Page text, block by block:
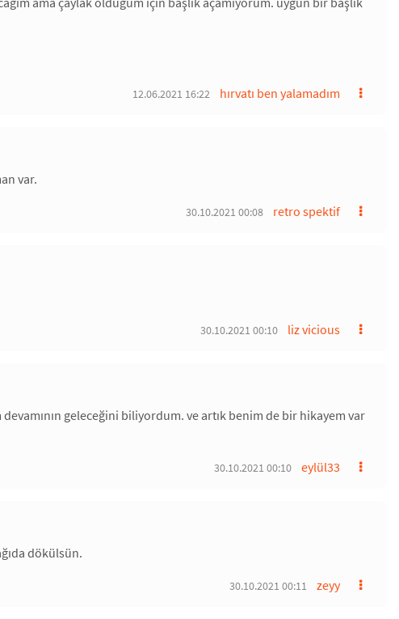
hırvatı ben yalamadım
12.06.2021 16:22
var.
retro spektif
30.10.2021 00:08
liz vicious
30.10.2021 00:10
geleceğini biliyordum. ve artık benim de bir hikayem var
eylül33
30.10.2021 00:10
dökülsün.
zeyy
30.10.2021 00:11